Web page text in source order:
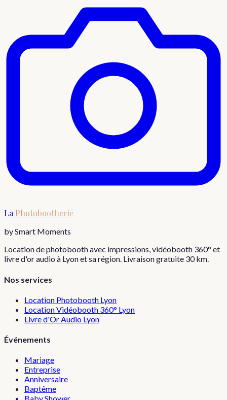
LaPhotobootherie
by Smart Moments
Location de photobooth avec impressions, vidéobooth 360° et
livre d'or audio à Lyon et sa région. Livraison gratuite 30 km.
Nos services
Location Photobooth Lyon
Location Vidéobooth 360° Lyon
Livre d'Or Audio Lyon
Événements
Mariage
Entreprise
Anniversaire
Baptême